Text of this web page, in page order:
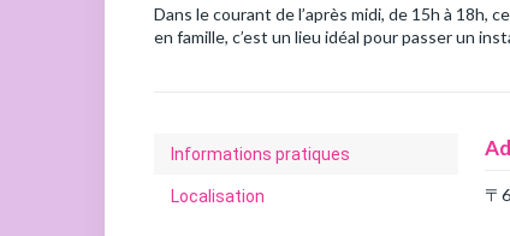
Dans le courant de l’après midi, de 15h à 18h,
en famille, c’est un lieu idéal pour passer un
Informations pratiques
Localisation 〒